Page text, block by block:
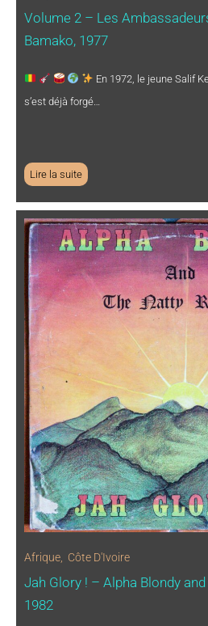
Volume 2 – Les
Bamako, 1977
En 1972, le jeune Salif
s’est déjà forgé…
Lire la suite
Afrique Côte D'Ivoire
Jah Glory ! – Alpha Blondy
1982